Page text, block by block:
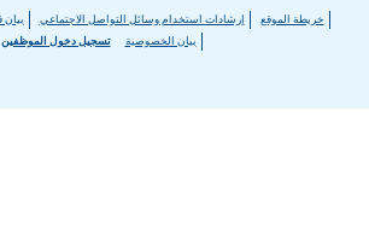
قائمة
خريطة الموقع إرشادات استخدام وسائل التواصل الاجتماعي
بيان
بيان الخصوصية
تسجيل دخول الموظفين